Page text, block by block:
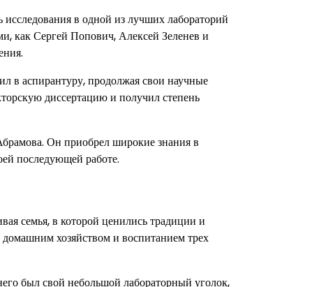
в одной из лучших лабораторий
как Сергей Попович, Алексей Зеленев и
в аспирантуру, продолжая свои научные
диссертацию и получил степень
Он приобрел широкие знания в
последующей работе.
семья, в которой ценились традиции и
хозяйством и воспитанием трех
был свой небольшой лабораторный уголок,